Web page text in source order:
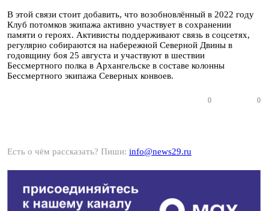
В этой связи стоит добавить, что возобновлённый в 2022 году
Клуб потомков экипажа активно участвует в сохранении
памяти о героях. Активисты поддерживают связь в соцсетях,
регулярно собираются на набережной Северной Двины в
годовщину боя 25 августа и участвуют в шествии
Бессмертного полка в Архангельске в составе колонны
Бессмертного экипажа Северных конвоев.
0 0
Есть о чём рассказать? Пиши: info@news29.ru